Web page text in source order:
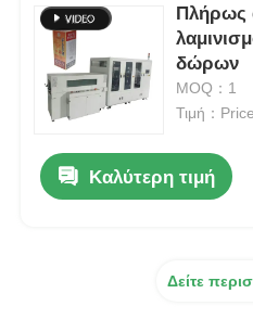
Πλήρως
δώρων
MOQ：1
Τιμή：
Καλύτερη τιμή
Δείτε